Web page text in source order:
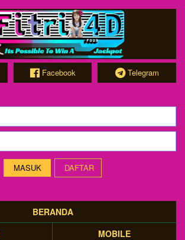
Facebook Telegram
DAFTAR
BERANDA
MOBILE